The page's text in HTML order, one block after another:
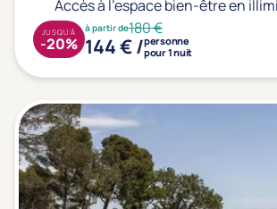
Accès à l'espace bien-être en
à partir de180 €
144 € /personne
pour 1 nuit
JUSQU'À
-20%